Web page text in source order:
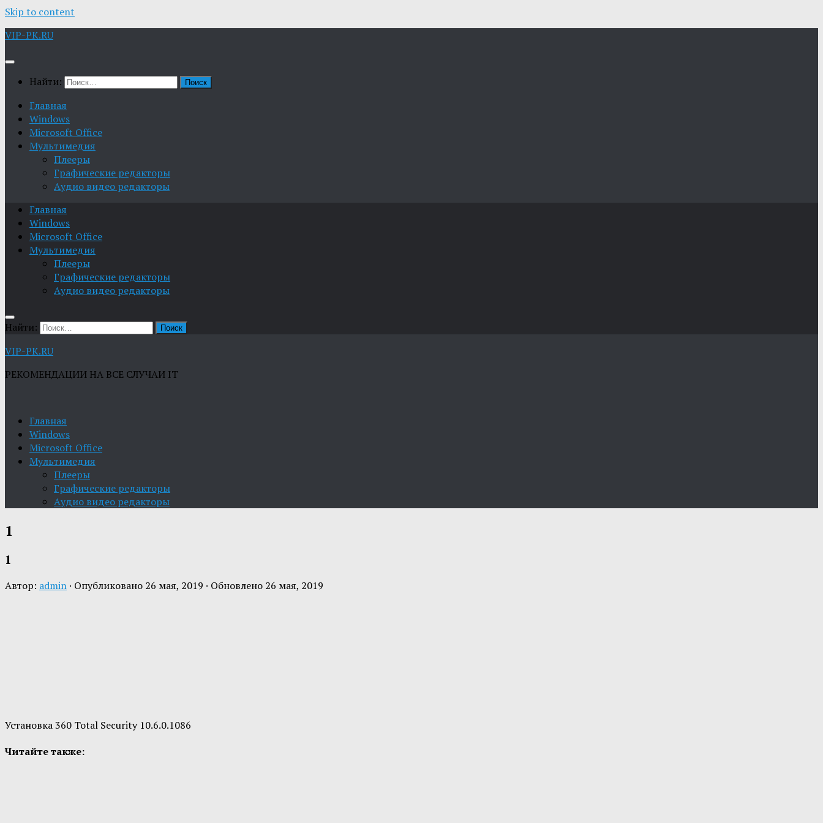
Skip to content
VIP-PK.RU
Найти:
Главная
Windows
Microsoft Office
Мультимедия
Плееры
Графические редакторы
Aудио видео редакторы
Главная
Windows
Microsoft Office
Мультимедия
Плееры
Графические редакторы
Aудио видео редакторы
Найти:
VIP-PK.RU
РЕКОМЕНДАЦИИ НА ВСЕ СЛУЧАИ IT
Главная
Windows
Microsoft Office
Мультимедия
Плееры
Графические редакторы
Aудио видео редакторы
1
1
Автор: admin · Опубликовано 26 мая, 2019 · Обновлено 26 мая, 2019
Установка 360 Total Security 10.6.0.1086
Читайте также: